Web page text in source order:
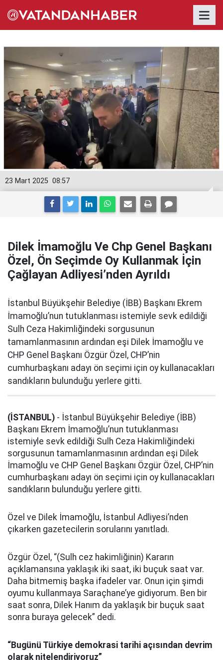
08:57
23 Mart 2025
Dilek İmamoğlu Ve Chp Genel Başkanı
Özel, Ön Seçimde Oy Kullanmak İçin
Çağlayan Adliyesi’nden Ayrıldı
İstanbul Büyükşehir Belediye (İBB) Başkanı Ekrem
İmamoğlu’nun tutuklanması istemiyle sevk edildiği
Sulh Ceza Hakimliğindeki sorgusunun
tamamlanmasının ardından eşi Dilek İmamoğlu ve
CHP Genel Başkanı Özgür Özel, CHP’nin
cumhurbaşkanı adayı ön seçimi için oy kullanacakları
sandıkların bulunduğu yerlere gitti.
(İSTANBUL) - İstanbul Büyükşehir Belediye (İBB)
Başkanı Ekrem İmamoğlu’nun tutuklanması
istemiyle sevk edildiği Sulh Ceza Hakimliğindeki
sorgusunun tamamlanmasının ardından eşi Dilek
İmamoğlu ve CHP Genel Başkanı Özgür Özel, CHP’nin
cumhurbaşkanı adayı ön seçimi için oy kullanacakları
sandıkların bulunduğu yerlere gitti.
Özel ve Dilek İmamoğlu, İstanbul Adliyesi’nden
çıkarken gazetecilerin sorularını yanıtladı.
Özgür Özel, “(Sulh cez hakimliğinin) Kararın
açıklamansına yaklaşık iki saat, iki buçuk saat var.
Daha bitmemiş başka ifadeler var. Onun için şimdi
oyumu kullanmaya Saraçhane’ye gidiyorum. Ben bir
saat sonra, Dilek Hanım da yaklaşık bir buçuk saat
sonra buraya gelecek” dedi.
“Bugünü Türkiye demokrasi tarihi açısından devrim
olarak nitelendiriyoruz”